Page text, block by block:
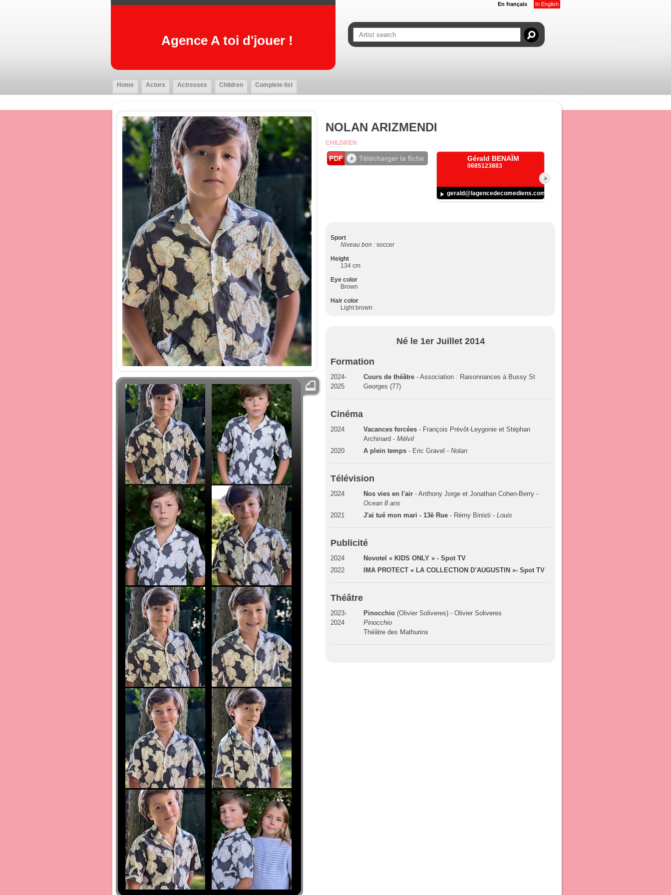
Agence A toi d'jouer !
En français In English
Home Actors Actresses Children Complete list
NOLAN ARIZMENDI
CHILDREN
Gérald BENAÏM
0685123883
gerald@lagencedecomediens.com
Sport
Niveau bon : soccer
Height
134 cm
Eye color
Brown
Hair color
Light brown
Né le 1er Juillet 2014
Formation
2024-
2025
Cours de théâtre - Association : Raisonnances à Bussy St
Georges (77)
Cinéma
2024 Vacances forcées - François Prévôt-Leygonie et Stéphan
Archinard -Mélvil
2020
A plein temps - Eric Gravel -Nolan
Télévision
2024 Nos vies en l'air - Anthony Jorge et Jonathan Cohen-Berry -
Ocean 8 ans
2021
J'ai tué mon mari - 13è Rue - Rémy Binisti -Louis
Publicité
2024
Novotel « KIDS ONLY » - Spot TV
2022
IMA PROTECT « LA COLLECTION D’AUGUSTIN »- Spot TV
Théâtre
2023-
2024
Pinocchio (Olivier Soliveres) - Olivier Soliveres
Pinocchio
Théâtre des Mathurins